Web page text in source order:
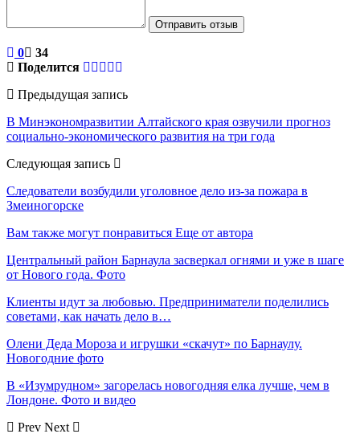
Отправить отзыв
0
34
Поделится
Предыдущая запись
В Минэкономразвитии Алтайского края озвучили прогноз
социально-экономического развития на три года
Следующая запись
Следователи возбудили уголовное дело из-за пожара в
Змеиногорске
Вам также могут понравиться Еще от автора
Центральный район Барнаула засверкал огнями и уже в шаге
от Нового года. Фото
Клиенты идут за любовью. Предприниматели поделились
советами, как начать дело в…
Олени Деда Мороза и игрушки «скачут» по Барнаулу.
Новогодние фото
В «Изумрудном» загорелась новогодняя елка лучше, чем в
Лондоне. Фото и видео
Prev Next